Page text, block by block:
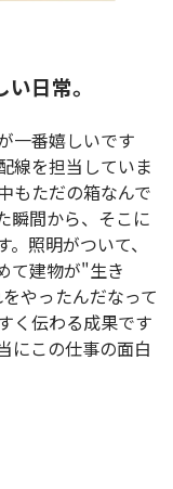
日常。
一番嬉しいです
線を担当していま
もただの箱なんで
瞬間から、そこに
照明がついて、
て建物が"生き
やったんだなって
く伝わる成果です
にこの仕事の面白